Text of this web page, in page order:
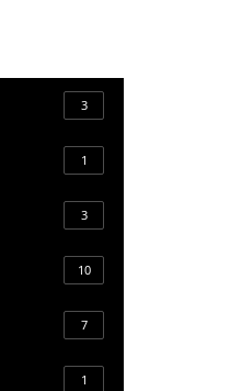
3
1
3
10
7
1